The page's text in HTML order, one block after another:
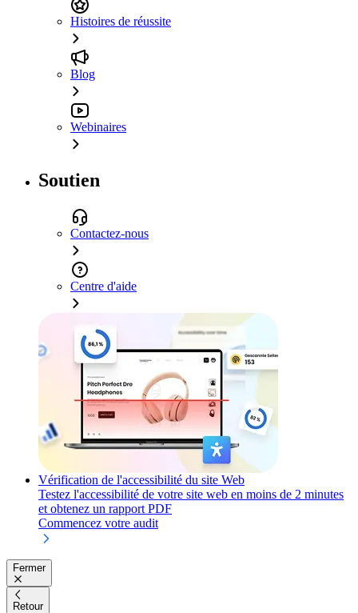
Histoires de réussite
Blog
Webinaires
Soutien
Contactez-nous
Centre d'aide
Vérification de l'accessibilité du site Web
Testez l'accessibilité de votre site web en moins de 2 minutes
et obtenez un rapport PDF
Commencez votre audit
Fermer
Retour